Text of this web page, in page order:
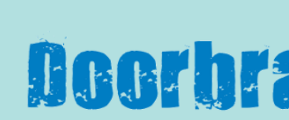
inhoud
springen